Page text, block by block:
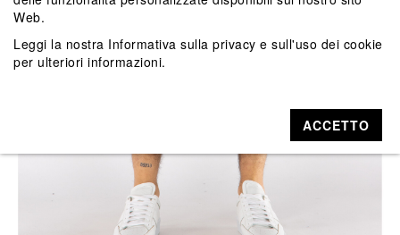
Web.
Leggi la nostra Informativa sulla privacy e sull'uso dei cookie
per ulteriori informazioni.
ACCETTO